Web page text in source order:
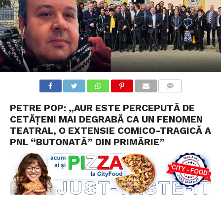
PETRE POP: „AUR ESTE PERCEPUTĂ DE
CETĂȚENI MAI DEGRABĂ CA UN FENOMEN
TEATRAL, O EXTENSIE COMICO-TRAGICĂ A
PNL “BUTONATĂ” DIN PRIMĂRIE”